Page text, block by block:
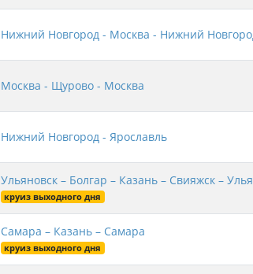
Нижний Новгород - Москва - Нижний
Москва - Щурово - Москва
Нижний Новгород - Ярославль
Ульяновск – Болгар – Казань – Свияжск –
круиз выходного дня
Самара – Казань – Самара
круиз выходного дня